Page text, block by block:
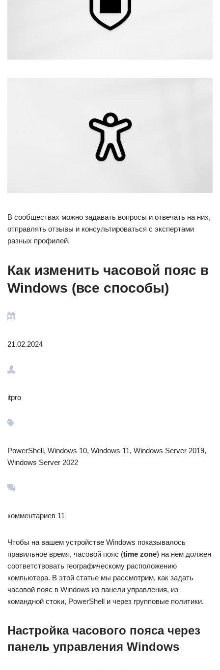
В сообществах можно задавать вопросы и отвечать на них,
отправлять отзывы и консультироваться с экспертами
разных профилей.
Как изменить часовой пояс в
Windows (все способы)
21.02.2024
itpro
PowerShell, Windows 10, Windows 11, Windows Server 2019,
Windows Server 2022
комментариев 11
Чтобы на вашем устройстве Windows показывалось
правильное время, часовой пояс (time zone) на нем должен
соответствовать географическому расположению
компьютера. В этой статье мы рассмотрим, как задать
часовой пояс в Windows из панели управления, из
командной стоки, PowerShell и через групповые политики.
Настройка часового пояса через
панель управления Windows